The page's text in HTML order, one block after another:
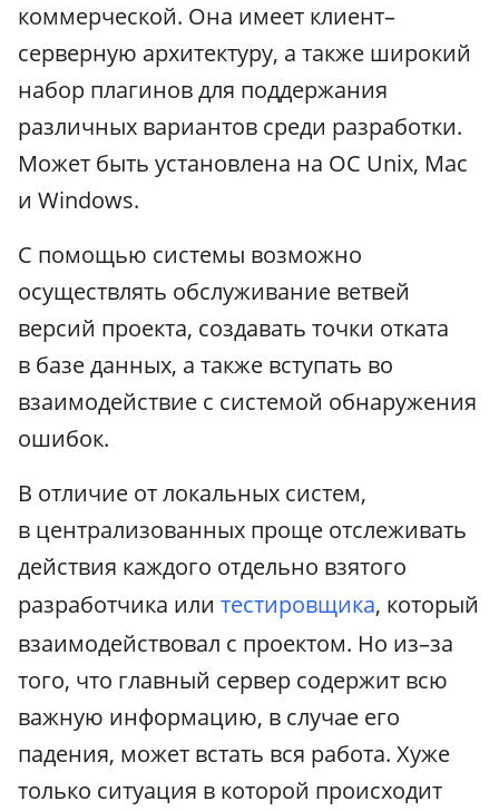
коммерческой. Она имеет клиент–
серверную архитектуру, а также широкий
набор плагинов для поддержания
различных вариантов среди разработки.
Может быть установлена на ОС Unix, Mac
и Windows.
С помощью системы возможно
осуществлять обслуживание ветвей
версий проекта, создавать точки отката
в базе данных, а также вступать во
взаимодействие с системой обнаружения
ошибок.
В отличие от локальных систем,
в централизованных проще отслеживать
действия каждого отдельно взятого
разработчика или тестировщика, который
взаимодействовал с проектом. Но из–за
того, что главный сервер содержит всю
важную информацию, в случае его
падения, может встать вся работа. Хуже
только ситуация в которой происходит